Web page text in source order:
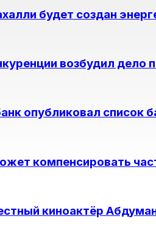
будет создан
возбудил дело
опубликовал список
компенсировать
киноактёр